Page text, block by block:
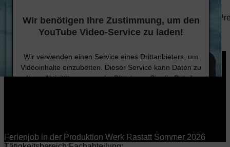
UnternehmenTechnologieNachhaltigkeitKarriere Investoren
Ferienjob in der Produktion Werk Rastatt Sommer 2026
Wir benötigen Ihre Zustimmung, um den
YouTube Video-Service zu laden!
Wir verwenden einen Service eines Drittanbieters, um
Videoinhalte einzubetten. Dieser Service kann Daten zu
Ihren Aktivitäten sammeln. Bitte lesen Sie die Details